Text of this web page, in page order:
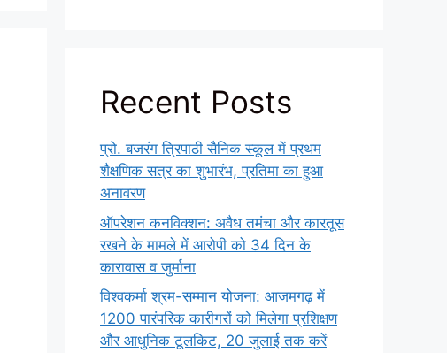
Recent Posts
प्रो. बजरंग त्रिपाठी सैनिक स्कूल में प्रथम
शैक्षणिक सत्र का शुभारंभ, प्रतिमा का हुआ
अनावरण
ऑपरेशन कनविक्शन: अवैध तमंचा और कारतूस
रखने के मामले में आरोपी को 34 दिन के
कारावास व जुर्माना
विश्वकर्मा श्रम-सम्मान योजना: आजमगढ़ में
1200 पारंपरिक कारीगरों को मिलेगा प्रशिक्षण
और आधुनिक टूलकिट, 20 जुलाई तक करें